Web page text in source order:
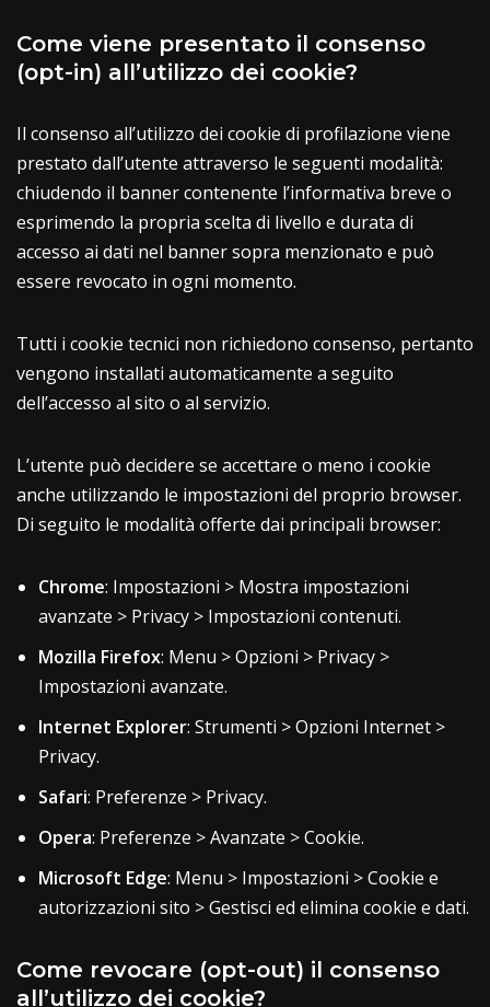
Come viene presentato il consenso
(opt-in) all’utilizzo dei cookie?
Il consenso all’utilizzo dei cookie di profilazione viene
prestato dall’utente attraverso le seguenti modalità:
chiudendo il banner contenente l’informativa breve o
esprimendo la propria scelta di livello e durata di
accesso ai dati nel banner sopra menzionato e può
essere revocato in ogni momento.
Tutti i cookie tecnici non richiedono consenso, pertanto
vengono installati automaticamente a seguito
dell’accesso al sito o al servizio.
L’utente può decidere se accettare o meno i cookie
anche utilizzando le impostazioni del proprio browser.
Di seguito le modalità offerte dai principali browser:
Chrome: Impostazioni > Mostra impostazioni
avanzate > Privacy > Impostazioni contenuti.
Mozilla Firefox: Menu > Opzioni > Privacy >
Impostazioni avanzate.
Internet Explorer: Strumenti > Opzioni Internet >
Privacy.
Safari: Preferenze > Privacy.
Opera: Preferenze > Avanzate > Cookie.
Microsoft Edge: Menu > Impostazioni > Cookie e
autorizzazioni sito > Gestisci ed elimina cookie e dati.
Come revocare (opt-out) il consenso
all’utilizzo dei cookie?